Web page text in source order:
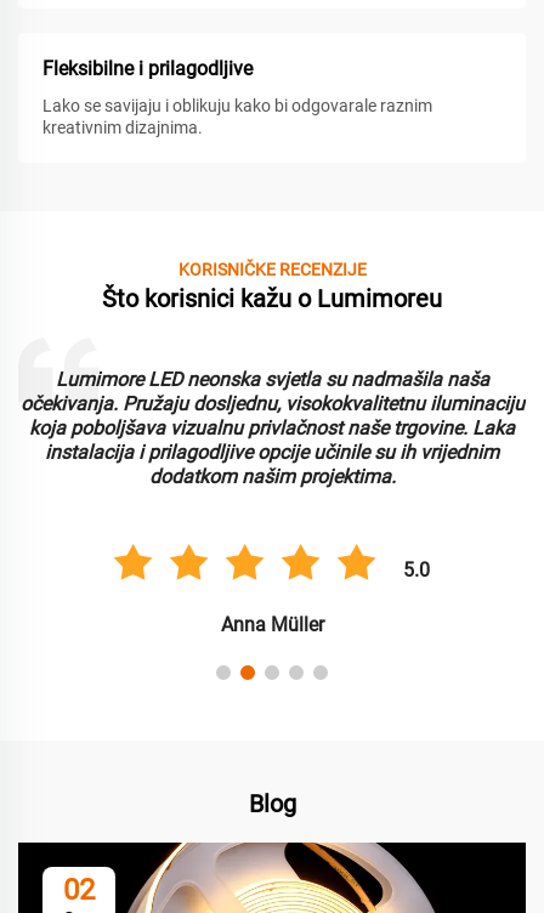
Fleksibilne i prilagodljive
Lako se savijaju i oblikuju kako bi odgovarale raznim
kreativnim dizajnima.
KORISNIČKE RECENZIJE
Što korisnici kažu o Lumimoreu
Lumimore LED neonska svjetla su nadmašila naša
očekivanja. Pružaju dosljednu, visokokvalitetnu iluminaciju
koja poboljšava vizualnu privlačnost naše trgovine. Laka
instalacija i prilagodljive opcije učinile su ih vrijednim
dodatkom našim projektima.
5.0
Anna Müller
Blog
02